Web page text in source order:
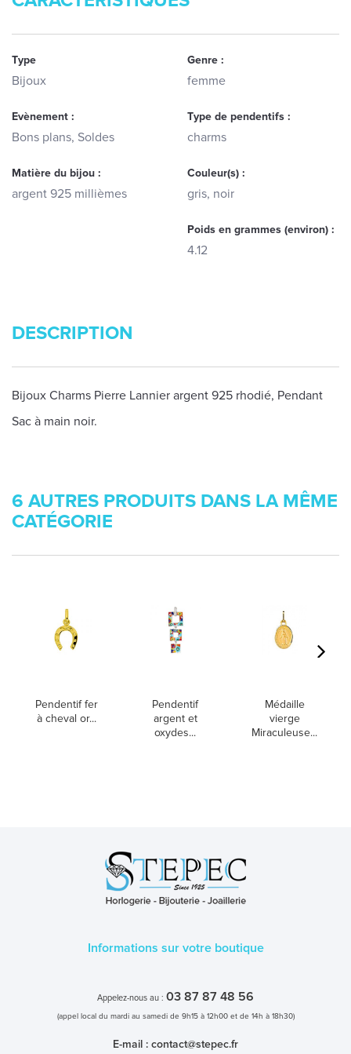
Type
Bijoux
Genre :
femme
Evènement :
Bons plans, Soldes
Type de pendentifs :
charms
Matière du bijou :
argent 925 millièmes
Couleur(s) :
gris, noir
Poids en grammes (environ) :
4.12
DESCRIPTION
Bijoux Charms Pierre Lannier argent 925 rhodié, Pendant
Sac à main noir.
6 AUTRES PRODUITS DANS LA MÊME
CATÉGORIE
Pendentif fer
à cheval or...
Pendentif
argent et
oxydes...
Médaille
vierge
Miraculeuse...
Informations sur votre boutique
Appelez-nous au : 03 87 87 48 56
(appel local du mardi au samedi de 9h15 à 12h00 et de 14h à 18h30)
E-mail : contact@stepec.fr